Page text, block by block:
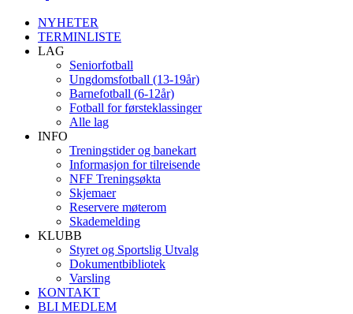
NYHETER
TERMINLISTE
LAG
Seniorfotball
Ungdomsfotball (13-19år)
Barnefotball (6-12år)
Fotball for førsteklassinger
Alle lag
INFO
Treningstider og banekart
Informasjon for tilreisende
NFF Treningsøkta
Skjemaer
Reservere møterom
Skademelding
KLUBB
Styret og Sportslig Utvalg
Dokumentbibliotek
Varsling
KONTAKT
BLI MEDLEM